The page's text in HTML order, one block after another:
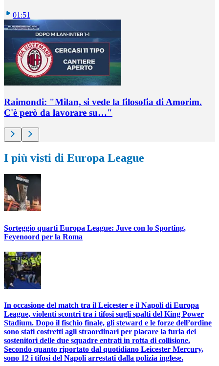
01:51
Raimondi: "Milan, si vede la filosofia di Amorim.
C'è però da lavorare su…"
I più visti di Europa League
Sorteggio quarti Europa League: Juve con lo Sporting,
Feyenoord per la Roma
In occasione del match tra il Leicester e il Napoli di Europa
League, violenti scontri tra i tifosi sugli spalti del King Power
Stadium. Dopo il fischio finale, gli steward e le forze dell’ordine
sono stati costretti agli straordinari per placare la furia dei
sostenitori delle due squadre entrati in rotta di collisione.
Secondo quanto riportato dal quotidiano Leicester Mercury,
sono 12 i tifosi del Napoli arrestati dalla polizia inglese.